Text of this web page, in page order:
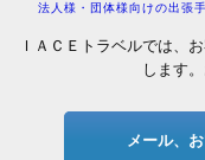
法人様・団体様向けの出張
ＩＡＣＥトラベルでは、
します
メール、